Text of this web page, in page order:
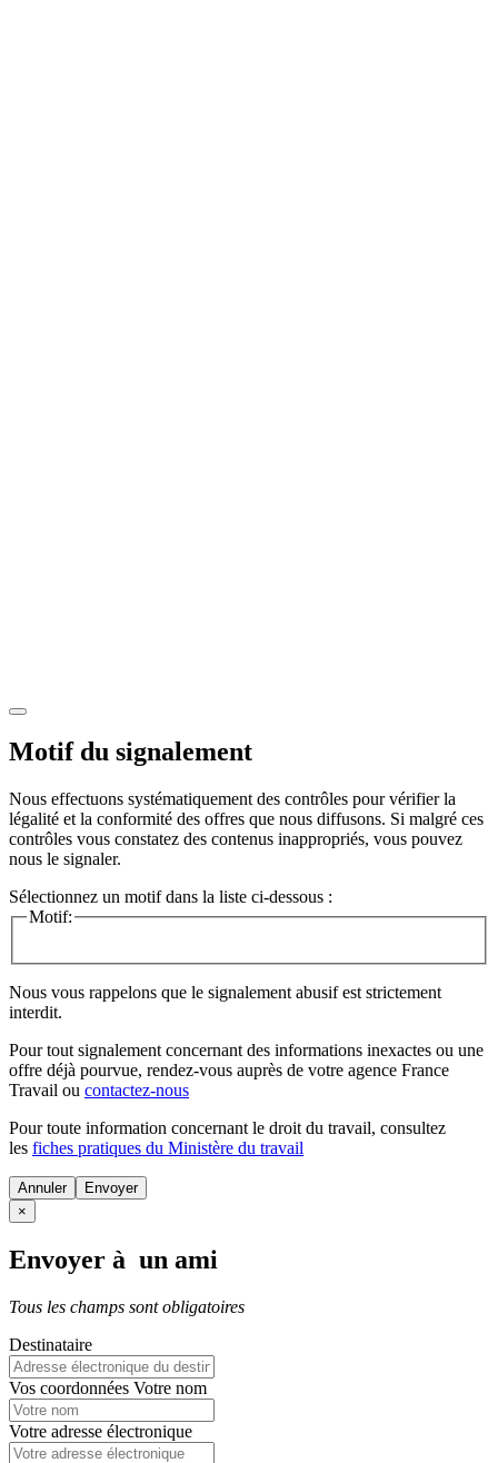
Motif du signalement
Nous effectuons systématiquement des contrôles pour vérifier la
légalité et la conformité des offres que nous diffusons. Si malgré ces
contrôles vous constatez des contenus inappropriés, vous pouvez
nous le signaler.
Sélectionnez un motif dans la liste ci-dessous :
Motif:
Nous vous rappelons que le signalement abusif est strictement
interdit.
Pour tout signalement concernant des informations inexactes ou une
offre déjà pourvue, rendez-vous auprès de votre agence France
Travail ou contactez-nous
Pour toute information concernant le droit du travail, consultez
les fiches pratiques du Ministère du travail
Annuler
×
Envoyer à un ami
Tous les champs sont obligatoires
Destinataire
Vos coordonnées Votre nom
Votre adresse électronique